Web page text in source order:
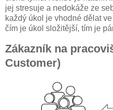
jej stresuje a nedokáže ze
každý úkol je vhodné dělat
čím je úkol složitější, tím je
Zákazník na
Customer)